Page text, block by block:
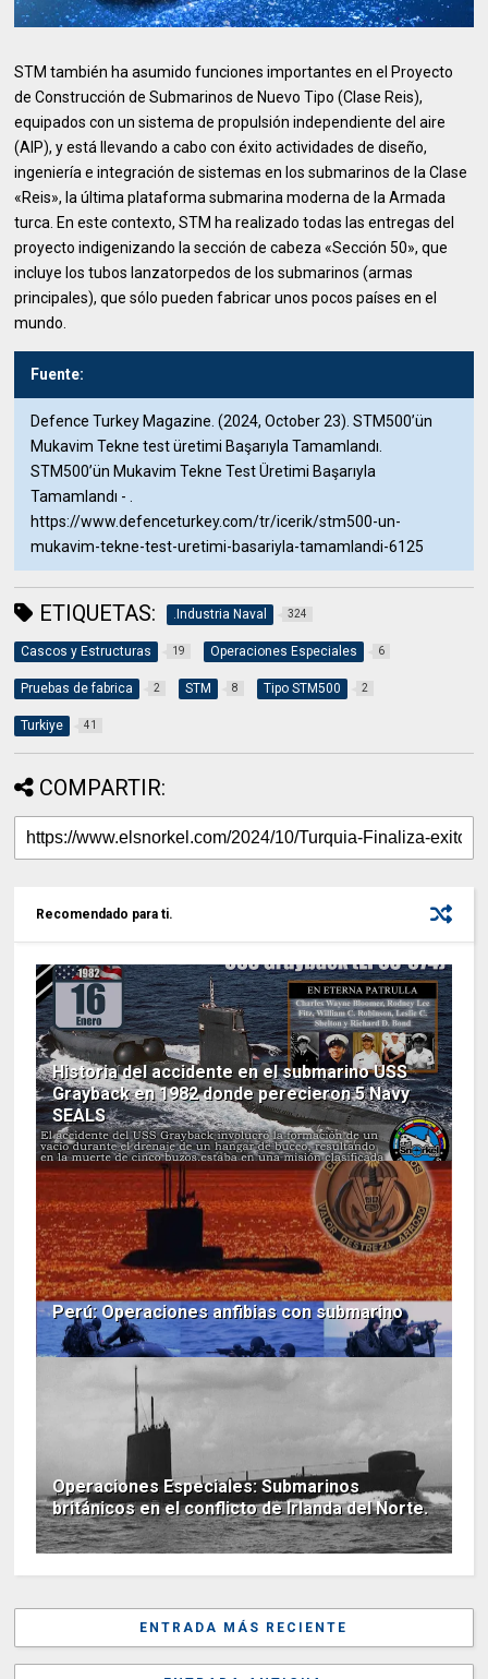
STM también ha asumido funciones importantes en el Proyecto
de Construcción de Submarinos de Nuevo Tipo (Clase Reis),
equipados con un sistema de propulsión independiente del aire
(AIP), y está llevando a cabo con éxito actividades de diseño,
ingeniería e integración de sistemas en los submarinos de la Clase
«Reis», la última plataforma submarina moderna de la Armada
turca. En este contexto, STM ha realizado todas las entregas del
proyecto indigenizando la sección de cabeza «Sección 50», que
incluye los tubos lanzatorpedos de los submarinos (armas
principales), que sólo pueden fabricar unos pocos países en el
mundo.
Fuente:
Defence Turkey Magazine. (2024, October 23). STM500’ün
Mukavim Tekne test üretimi Başarıyla Tamamlandı.
STM500’ün Mukavim Tekne Test Üretimi Başarıyla
Tamamlandı - .
https://www.defenceturkey.com/tr/icerik/stm500-un-
mukavim-tekne-test-uretimi-basariyla-tamamlandi-6125
ETIQUETAS: .Industria Naval 324
Cascos y Estructuras 19 Operaciones Especiales 6
Pruebas de fabrica 2 STM 8 Tipo STM500 2
Turkiye 41
COMPARTIR:
Recomendado para ti.
Historia del accidente en el submarino USS
Grayback en 1982 donde perecieron 5 Navy
SEALS
Perú: Operaciones anfibias con submarino
Operaciones Especiales: Submarinos
británicos en el conflicto de Irlanda del Norte.
ENTRADA MÁS RECIENTE